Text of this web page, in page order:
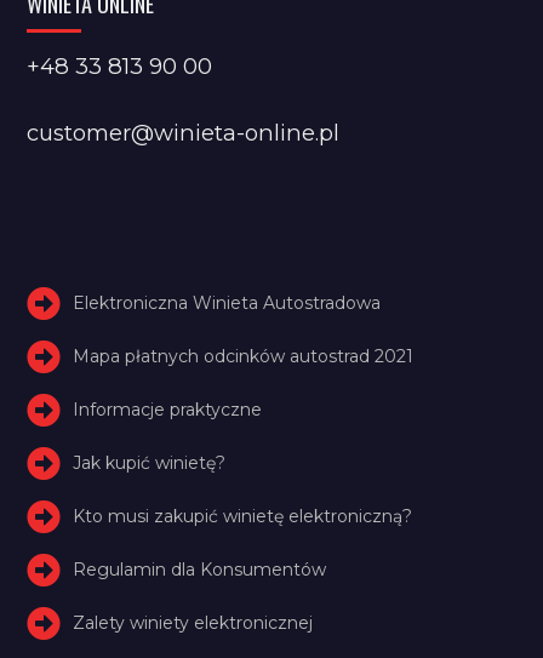
+48 33 813 90 00
customer@winieta-online.pl
Elektroniczna Winieta Autostradowa
Mapa płatnych odcinków autostrad 2021
Informacje praktyczne
Jak kupić winietę?
Kto musi zakupić winietę elektroniczną?
Regulamin dla Konsumentów
Zalety winiety elektronicznej